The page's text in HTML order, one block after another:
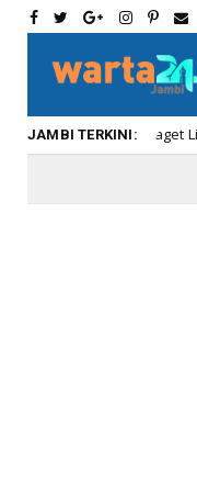
JAMBI TERKINI:
Oneng Kaget Lihat